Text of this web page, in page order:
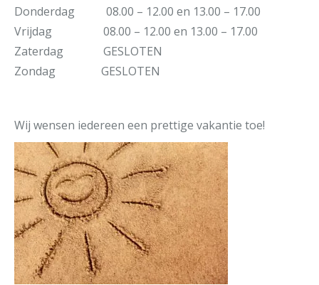
Donderdag 08.00 – 12.00 en 13.00 – 17.00
Vrijdag 08.00 – 12.00 en 13.00 – 17.00
Zaterdag GESLOTEN
Zondag GESLOTEN
Wij wensen iedereen een prettige vakantie toe!